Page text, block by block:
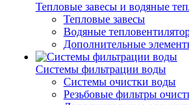
Тепловые завесы и водяные
Тепловые завесы
Водяные
Дополнительные
Системы фильтрации воды
Системы очистки воды
Резьбовые фильтры